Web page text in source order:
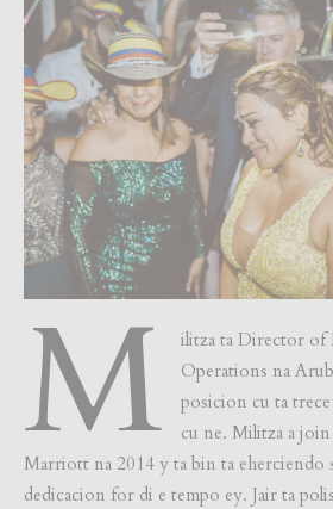
M
ilitza ta Director of
Operations na
posicion cu ta
cu ne. Militza a
Marriott na 2014 y ta bin ta eherciendo
dedicacion for di e tempo ey. Jair ta